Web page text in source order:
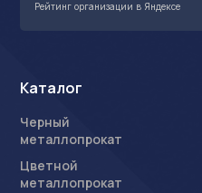
Рейтинг организации в Яндексе
Каталог
Черный
металлопрокат
Цветной
металлопрокат